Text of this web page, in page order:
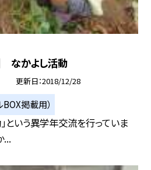
なかよし活動
更新日 2018/12/28
掲載用）
という異学年交流を行っていま
...